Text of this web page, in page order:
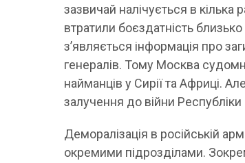
зазвичай налічується в кілька
втратили боєздатність
з’являється інформація про
генералів. Тому Москва
найманців у Сирії та Африці.
залучення до війни Республіки
Деморалізація в російській
окремими підрозділами.